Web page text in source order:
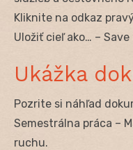
Kliknite na odkaz
Uložiť cieľ ako… –
Ukážka
Pozrite si náhľad
Semestrálna práca –
ruchu.